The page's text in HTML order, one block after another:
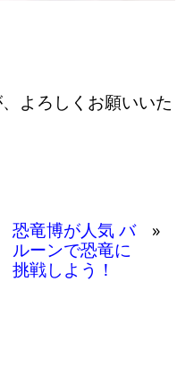
よろしくお願いいた
恐竜博が人気 バ
ルーンで恐竜に
挑戦しよう！
»